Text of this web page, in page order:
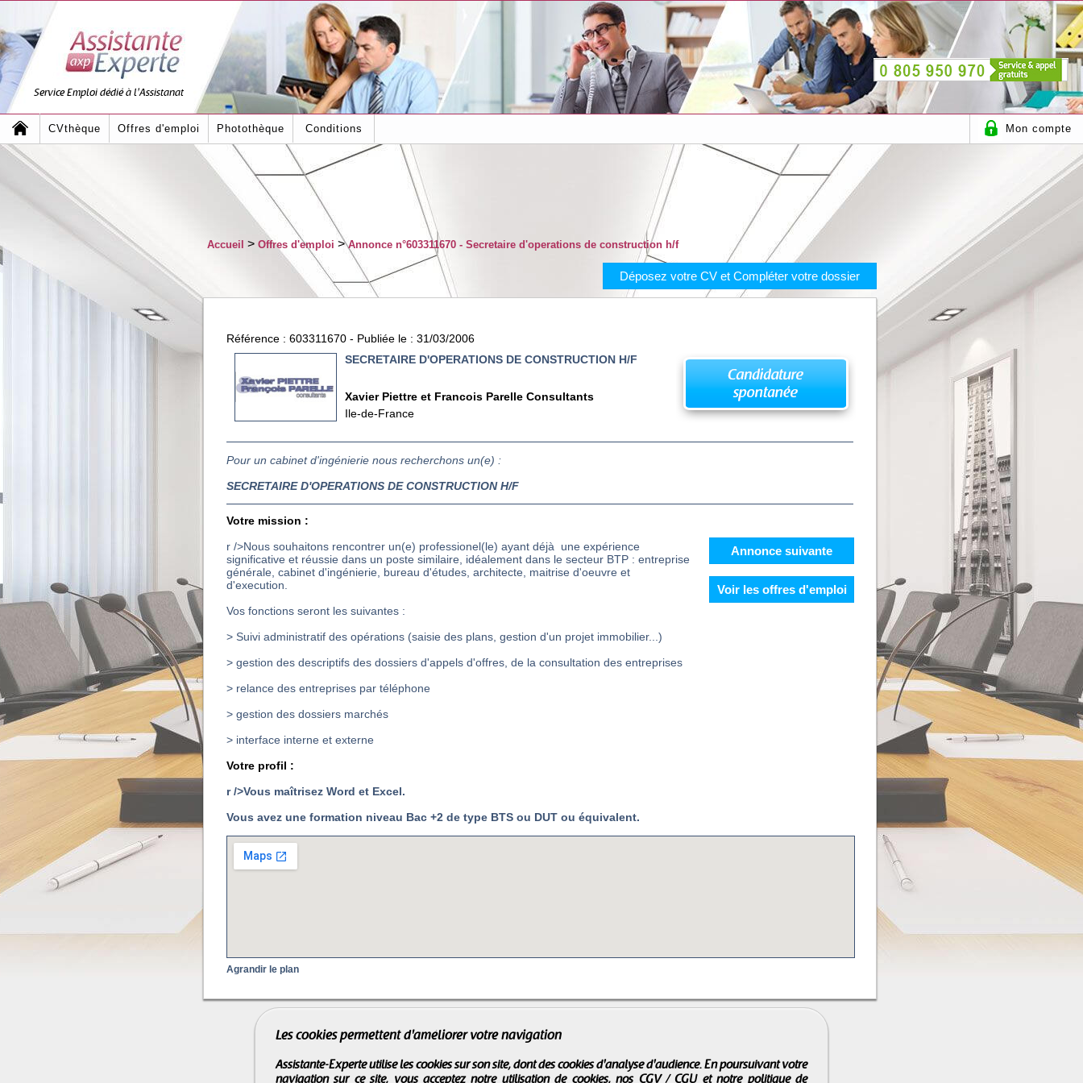
Service Emploi dédié à l'Assistanat
CVthèque Offres d'emploi Photothèque Conditions Mon compte
Accueil > Offres d'emploi >Annonce n°603311670 - Secretaire d'operations de construction h/f
Déposez votre CV et Compléter votre dossier
Référence : 603311670 - Publiée le : 31/03/2006
SECRETAIRE D'OPERATIONS DE CONSTRUCTION H/F
Xavier Piettre et Francois Parelle Consultants
Ile-de-France
Pour un cabinet d'ingénierie nous recherchons un(e) :
SECRETAIRE D'OPERATIONS DE CONSTRUCTION H/F
Votre mission :
r />Nous souhaitons rencontrer un(e) professionel(le) ayant déjà une expérience
significative et réussie dans un poste similaire, idéalement dans le secteur BTP : entreprise
générale, cabinet d'ingénierie, bureau d'études, architecte, maitrise d'oeuvre et
d'execution.
Vos fonctions seront les suivantes :
> Suivi administratif des opérations (saisie des plans, gestion d'un projet immobilier...)
> gestion des descriptifs des dossiers d'appels d'offres, de la consultation des entreprises
> relance des entreprises par téléphone
> gestion des dossiers marchés
> interface interne et externe
Votre profil :
r />Vous maîtrisez Word et Excel.
Vous avez une formation niveau Bac +2 de type BTS ou DUT ou équivalent.
Annonce suivante
Voir les offres d'emploi
Agrandir le plan
Les cookies permettent d'améliorer votre navigation
Assistante-Experte utilise les cookies sur son site, dont des cookies d'analyse d'audience. En poursuivant votre
navigation sur ce site, vous acceptez notre utilisation de cookies, nos CGV / CGUet notre politique de